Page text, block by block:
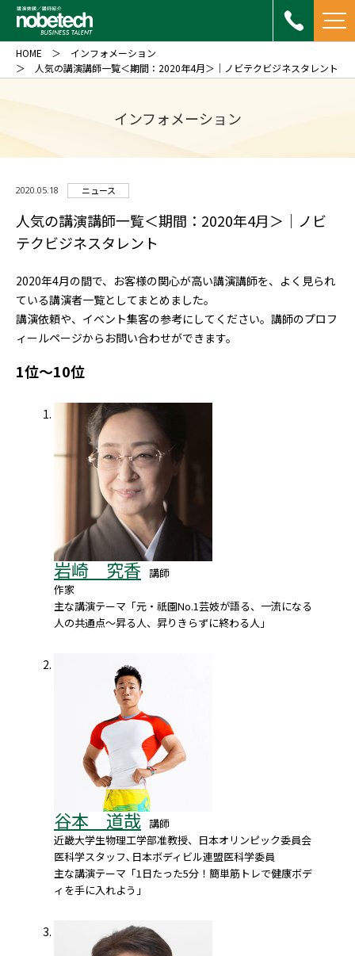
インフォメーション
HOME
インフォメーション
人気の講演講師一覧＜期間：2020年4月＞｜ノビテクビジネスタレント
2020.05.18 ニュース
人気の講演講師一覧＜期間：2020年4月＞｜ノビ
テクビジネスタレント
2020年4月の間で、お客様の関心が高い講演講師を、よく見られ
ている講演者一覧としてまとめました。
講演依頼や、イベント集客の参考にしてください。講師のプロフ
ィールページからお問い合わせができます。
1位～10位
岩崎 究香 講師
作家
主な講演テーマ「元・祇園No.1芸妓が語る、一流になる
人の共通点～昇る人、昇りきらずに終わる人」
谷本 道哉 講師
近畿大学生物理工学部准教授、日本オリンピック委員会
医科学スタッフ､日本ボディビル連盟医科学委員
主な講演テーマ「1日たった5分！簡単筋トレで健康ボデ
ィを手に入れよう」